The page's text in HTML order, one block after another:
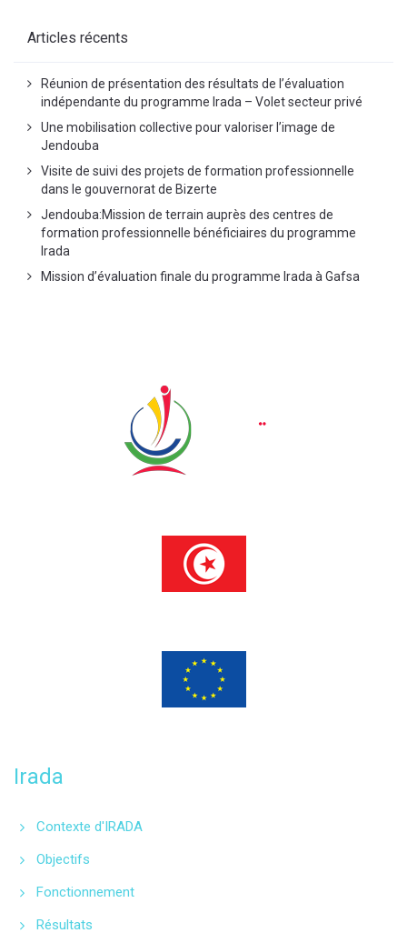
Articles récents
Réunion de présentation des résultats de l’évaluation
indépendante du programme Irada – Volet secteur privé
Une mobilisation collective pour valoriser l’image de
Jendouba
Visite de suivi des projets de formation professionnelle
dans le gouvernorat de Bizerte
Jendouba:Mission de terrain auprès des centres de
formation professionnelle bénéficiaires du programme
Irada
Mission d’évaluation finale du programme Irada à Gafsa
Irada
Contexte d'IRADA
Objectifs
Fonctionnement
Résultats